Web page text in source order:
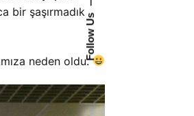
Follow Us
bir şaşırmadık
neden oldu.